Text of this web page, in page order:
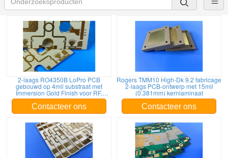
2-laags RO4350B LoPro PCB
gebouwd op 4mil substraat met
Immersion Gold Finish voor RF,
magnetron, snelle digitale app
Contacteer ons
Rogers TMM10 High-Dk 9.2 fabricage
2-laags PCB-ontwerp met 15mil
(0.381mm) kernlaminaat
Contacteer ons